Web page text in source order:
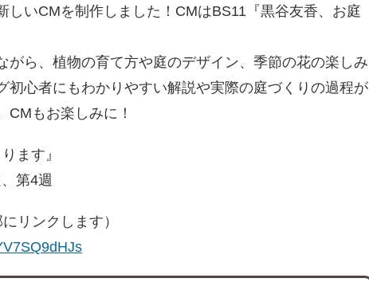
しいCMを制作しました！CMはBS11『黒谷友香、お庭
がら、植物の育て方や庭のデザイン、季節の花の楽しみ
初心者にもわかりやすい解説や実際の庭づくりの過程が
CMもお楽しみに！
ます』
第4週
リンクします）